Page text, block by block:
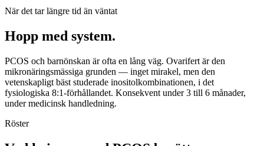
När det tar längre tid än väntat
Hopp med system.
PCOS och barnönskan är ofta en lång väg. Ovarifert är den
mikronäringsmässiga grunden — inget mirakel, men den
vetenskapligt bäst studerade inositolkombinationen, i det
fysiologiska 8:1-förhållandet. Konsekvent under 3 till 6 månader,
under medicinsk handledning.
Röster